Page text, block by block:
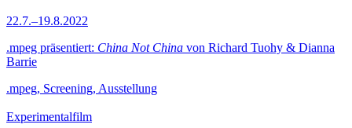
22.7.–19.8.2022
.mpeg präsentiert: China Not China von Richard Tuohy & Dianna
Barrie
.mpeg, Screening, Ausstellung
Experimentalfilm